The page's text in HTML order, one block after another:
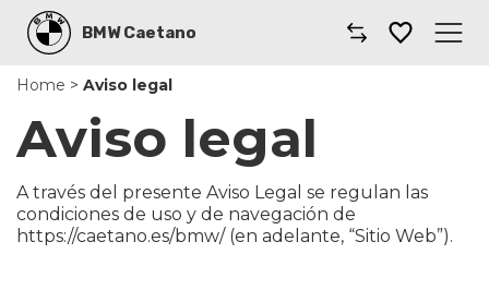
BMW Caetano
Comprar un coche
Gama de Modelos
Home > Aviso legal
Aviso legal
A través del presente Aviso Legal se regulan las
condiciones de uso y de navegación de
https://caetano.es/bmw/ (en adelante, “Sitio Web”).